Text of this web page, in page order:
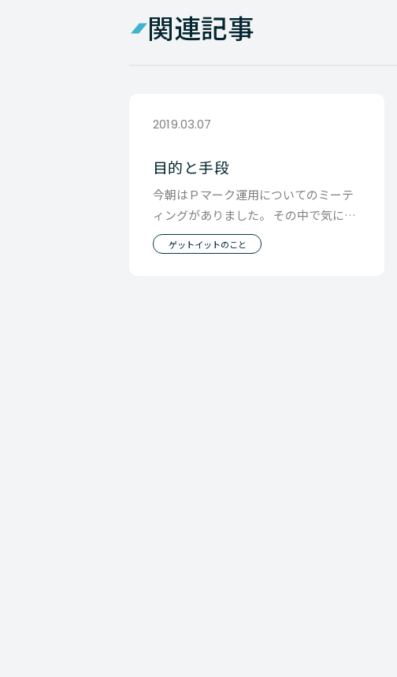
関連記事
2019.03.07
目的と手段
今朝はＰマーク運用についてのミーテ
ィングがありました。 その中で気にな
ったのは 「目的と手段」です Ｐマーク
のルールが目
ゲットイットのこと